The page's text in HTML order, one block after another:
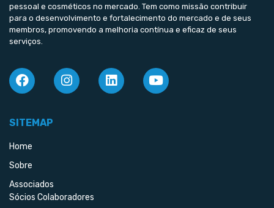
pessoal e cosméticos no mercado. Tem como missão contribuir
para o desenvolvimento e fortalecimento do mercado e de seus
membros, promovendo a melhoria contínua e eficaz de seus
serviços.
SITEMAP
Home
Sobre
Associados
Sócios Colaboradores